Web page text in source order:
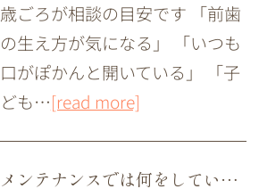
歳ごろが相談の目安です 「前歯
の生え方が気になる」 「いつも
口がぽかんと開いている」 「子
ども…[read more]
メンテナンスでは何をしているの？